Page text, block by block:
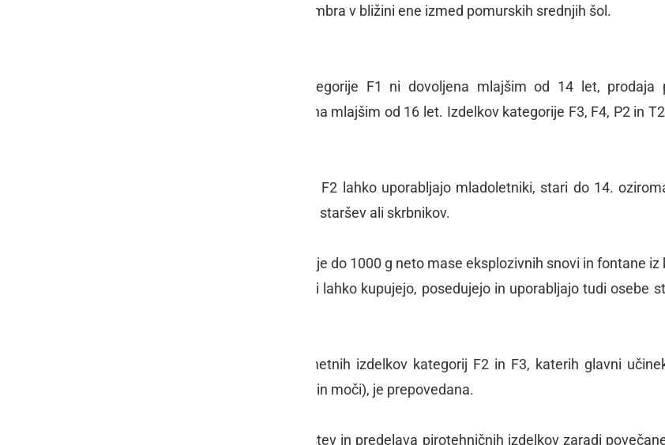
pomurskih Osnovnih šol in 13. decembra v bližini ene izmed pomurskih srednjih šol.
Prodaja pirotehničnih izdelkov kategorije F1 ni dovoljena mlajšim od 14 let, prodaja
izdelkov kategorije F2 pa ni dovoljena mlajšim od 16 let. Izdelkov kategorije F3, F4, P2 in
Pirotehnične izdelke kategorij F1 in F2 lahko uporabljajo mladoletniki, stari do 14.
starosti, vendar le pod nadzorstvom staršev ali skrbnikov.
Baterije in kombinacije iz 3. kategorije do 1000 g neto mase eksplozivnih snovi in fontane
750 g neto mase eksplozivnih snovi lahko kupujejo, posedujejo in uporabljajo tudi osebe
Prodaja, posest in uporaba ognjemetnih izdelkov kategorij F2 in F3, katerih glavni
predvsem za petarde različnih oblik in moči), je prepovedana.
Lastna izdelava pirotehničnih sredstev in predelava pirotehničnih izdelkov zaradi